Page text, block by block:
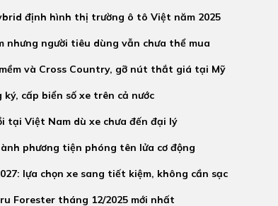
định hình thị trường ô tô Việt năm 2025
nhưng người tiêu dùng vẫn chưa thể mua
và Cross Country, gỡ nút thắt giá tại Mỹ
cấp biển số xe trên cả nước
tại Việt Nam dù xe chưa đến đại lý
phương tiện phóng tên lửa cơ động
lựa chọn xe sang tiết kiệm, không cần sạc
Forester tháng 12/2025 mới nhất